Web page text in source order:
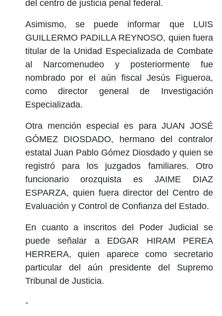
del centro de justicia penal federal.
Asimismo, se puede informar que LUIS
GUILLERMO PADILLA REYNOSO, quien fuera
titular de la Unidad Especializada de Combate
al Narcomenudeo y posteriormente fue
nombrado por el aún fiscal Jesús Figueroa,
como director general de Investigación
Especializada.
Otra mención especial es para JUAN JOSÉ
GÓMEZ DIOSDADO, hermano del contralor
estatal Juan Pablo Gómez Diosdado y quien se
registró para los juzgados familiares. Otro
funcionario orozquista es JAIME DIAZ
ESPARZA, quien fuera director del Centro de
Evaluación y Control de Confianza del Estado.
En cuanto a inscritos del Poder Judicial se
puede señalar a EDGAR HIRAM PEREA
HERRERA, quien aparece como secretario
particular del aún presidente del Supremo
Tribunal de Justicia.
-